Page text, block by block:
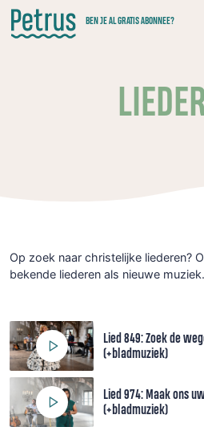
Doorgaan
naar
hoofdinhoud
BEN JE AL GRATIS ABONNEE?
Op zoek naar christelijke liederen?
bekende liederen als nieuwe muziek.
Lied 849: Zoek de
(+bladmuziek)
Lied 974: Maak ons
(+bladmuziek)